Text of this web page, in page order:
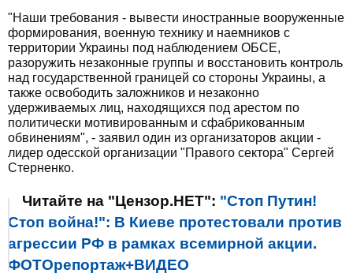
"Наши требования - вывести иностранные вооруженные
формирования, военную технику и наемников с
территории Украины под наблюдением ОБСЕ,
разоружить незаконные группы и восстановить контроль
над государственной границей со стороны Украины, а
также освободить заложников и незаконно
удерживаемых лиц, находящихся под арестом по
политически мотивированным и сфабрикованным
обвинениям", - заявил один из организаторов акции -
лидер одесской организации "Правого сектора" Сергей
Стерненко.
Читайте на "Цензор.НЕТ": "Стоп Путин!
Стоп война!": В Киеве протестовали против
агрессии РФ в рамках всемирной акции.
ФОТОрепортаж+ВИДЕО